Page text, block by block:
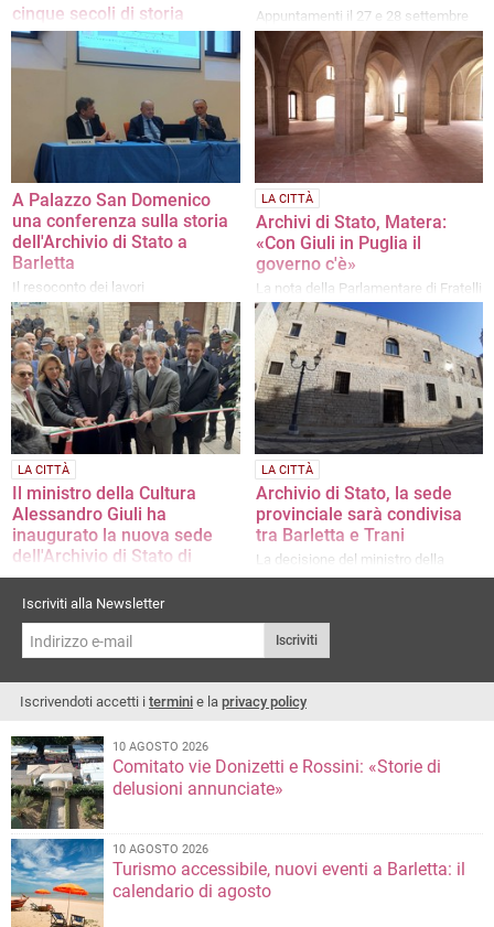
cinque secoli di storia
Intervista ad Adriano Buzzanca,
direttore dell'Archivio di Stato di Bari
e delle Sezioni di Barletta e Trani
Appuntamenti il 27 e 28 settembre
A Palazzo San Domenico
una conferenza sulla storia
dell'Archivio di Stato a
Barletta
Il resoconto dei lavori
LA CITTÀ
Archivi di Stato, Matera:
«Con Giuli in Puglia il
governo c'è»
La nota della Parlamentare di Fratelli
d'Italia
LA CITTÀ
Il ministro della Cultura
Alessandro Giuli ha
inaugurato la nuova sede
dell'Archivio di Stato di
Barletta
Taglio del nastro nell'ex Caserma
Stennio in via Manfredi
LA CITTÀ
Archivio di Stato, la sede
provinciale sarà condivisa
tra Barletta e Trani
La decisione del ministro della
Cultura Giuli
Iscriviti alla Newsletter
Iscriviti
Iscrivendoti accetti i termini e la privacy policy
10 AGOSTO 2026
Comitato vie Donizetti e Rossini: «Storie di
delusioni annunciate»
10 AGOSTO 2026
Turismo accessibile, nuovi eventi a Barletta: il
calendario di agosto